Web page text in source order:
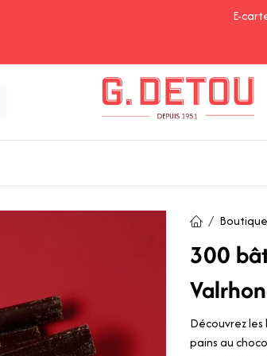
E-
Boutique
300
Découvrez
pains au